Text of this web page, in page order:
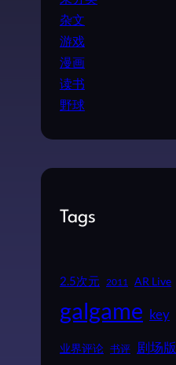
杂文
游戏
漫画
读书
野球
Tags
2.5次元 2011 AR Live
galgame key
业界评论 书评 剧场版